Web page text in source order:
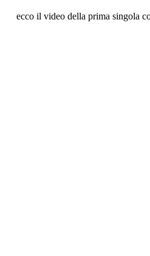
ecco il video della prima singola